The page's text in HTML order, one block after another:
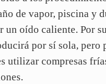
de vapor, piscina y
un oído caliente. Por
por sí sola, pero
utilizar compresas